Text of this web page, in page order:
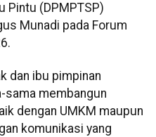
Pintu (DPMPTSP)
Munadi pada Forum
dan ibu pimpinan
sama membangun
dengan UMKM maupun
komunikasi yang